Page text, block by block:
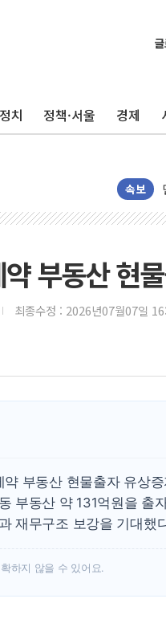
정치 정책·서울 경제
속보
부동산 현
최종수정 : 2026년07월07일
부동산 현물출자 유상
부동산 약 131억원을 출
재무구조 보강을 기대했
하지 않을 수 있어요.